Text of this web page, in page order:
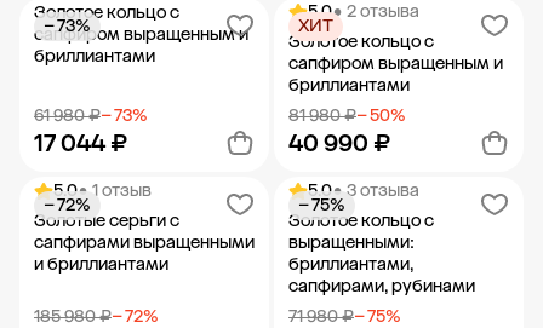
Добавить в корзину Добавить в корзину
Золотое кольцо с
сапфиром выращенным и
бриллиантами
61 980 ₽− 73%
17 044 ₽
− 73%
Добавить в корзину
5.0• 2 отзыва
Золотое кольцо с
сапфиром выращенным и
бриллиантами
81 980 ₽− 50%
40 990 ₽
ХИТ
Добавить в корзину
5.0• 1 отзыв
Золотые серьги с
сапфирами выращенными
и бриллиантами
185 980 ₽− 72%
− 72%
5.0• 3 отзыва
Золотое кольцо с
выращенными:
бриллиантами,
сапфирами, рубинами
71 980 ₽− 75%
− 75%